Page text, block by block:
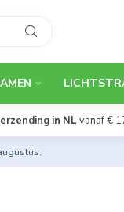
in NL vanaf €